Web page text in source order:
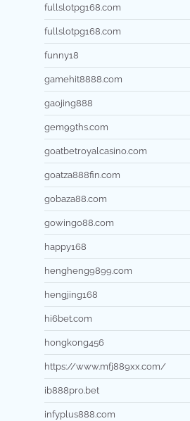
fullslotpg168.com
fullslotpg168.com
funny18
gamehit8888.com
gaojing888
gem99ths.com
goatbetroyalcasino.com
goatza888fin.com
gobaza88.com
gowingo88.com
happy168
hengheng9899.com
hengjing168
hi6bet.com
hongkong456
https://www.mfj889xx.com/
ib888pro.bet
infyplus888.com